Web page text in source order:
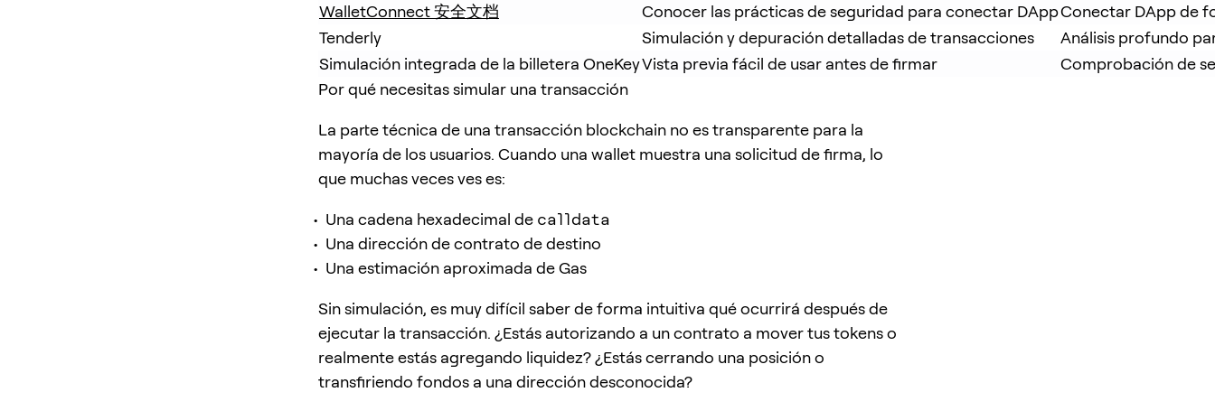
WalletConnect 安全文档
Conocer las prácticas de seguridad para conectar DAppConectar DApp de
Tenderly
Simulación y depuración detalladas de transacciones
Análisis profundo
Simulación integrada de la billetera OneKeyVista previa fácil de usar antes de firmar
Comprobación de
Por qué necesitas simular una transacción
La parte técnica de una transacción blockchain no es transparente para la
mayoría de los usuarios. Cuando una wallet muestra una solicitud de firma, lo
que muchas veces ves es:
Una cadena hexadecimal de calldata
Una dirección de contrato de destino
Una estimación aproximada de Gas
Sin simulación, es muy difícil saber de forma intuitiva qué ocurrirá después de
ejecutar la transacción. ¿Estás autorizando a un contrato a mover tus tokens o
realmente estás agregando liquidez? ¿Estás cerrando una posición o
transfiriendo fondos a una dirección desconocida?